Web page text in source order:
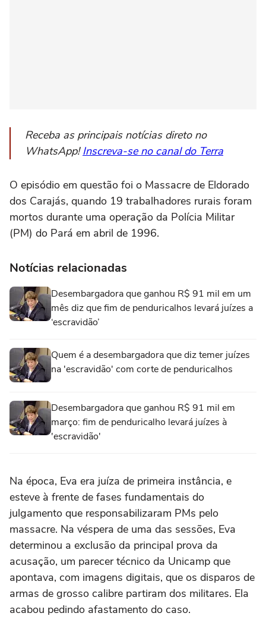
Receba as principais notícias direto no
WhatsApp!Inscreva-se no canal do Terra
O episódio em questão foi o Massacre de Eldorado
dos Carajás, quando 19 trabalhadores rurais foram
mortos durante uma operação da Polícia Militar
(PM) do Pará em abril de 1996.
Notícias relacionadas
Desembargadora que ganhou R$ 91 mil em um
mês diz que fim de penduricalhos levará juízes a
‘escravidão’
Quem é a desembargadora que diz temer juízes
na 'escravidão' com corte de penduricalhos
Desembargadora que ganhou R$ 91 mil em
março: fim de penduricalho levará juízes à
'escravidão'
Na época, Eva era juíza de primeira instância, e
esteve à frente de fases fundamentais do
julgamento que responsabilizaram PMs pelo
massacre. Na véspera de uma das sessões, Eva
determinou a exclusão da principal prova da
acusação, um parecer técnico da Unicamp que
apontava, com imagens digitais, que os disparos de
armas de grosso calibre partiram dos militares. Ela
acabou pedindo afastamento do caso.